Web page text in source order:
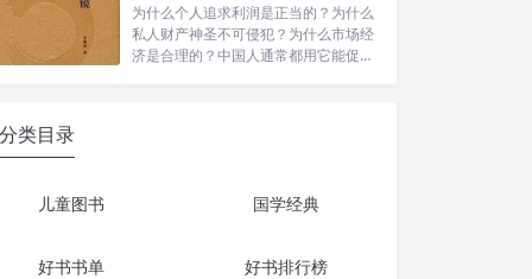
为什么个人追求利润是正当的？为什么
私人财产神圣不可侵犯？为什么市场经
济是合理的？中国人通常都用它能促使
分类目录
儿童图书 国学经典
好书书单 好书排行榜